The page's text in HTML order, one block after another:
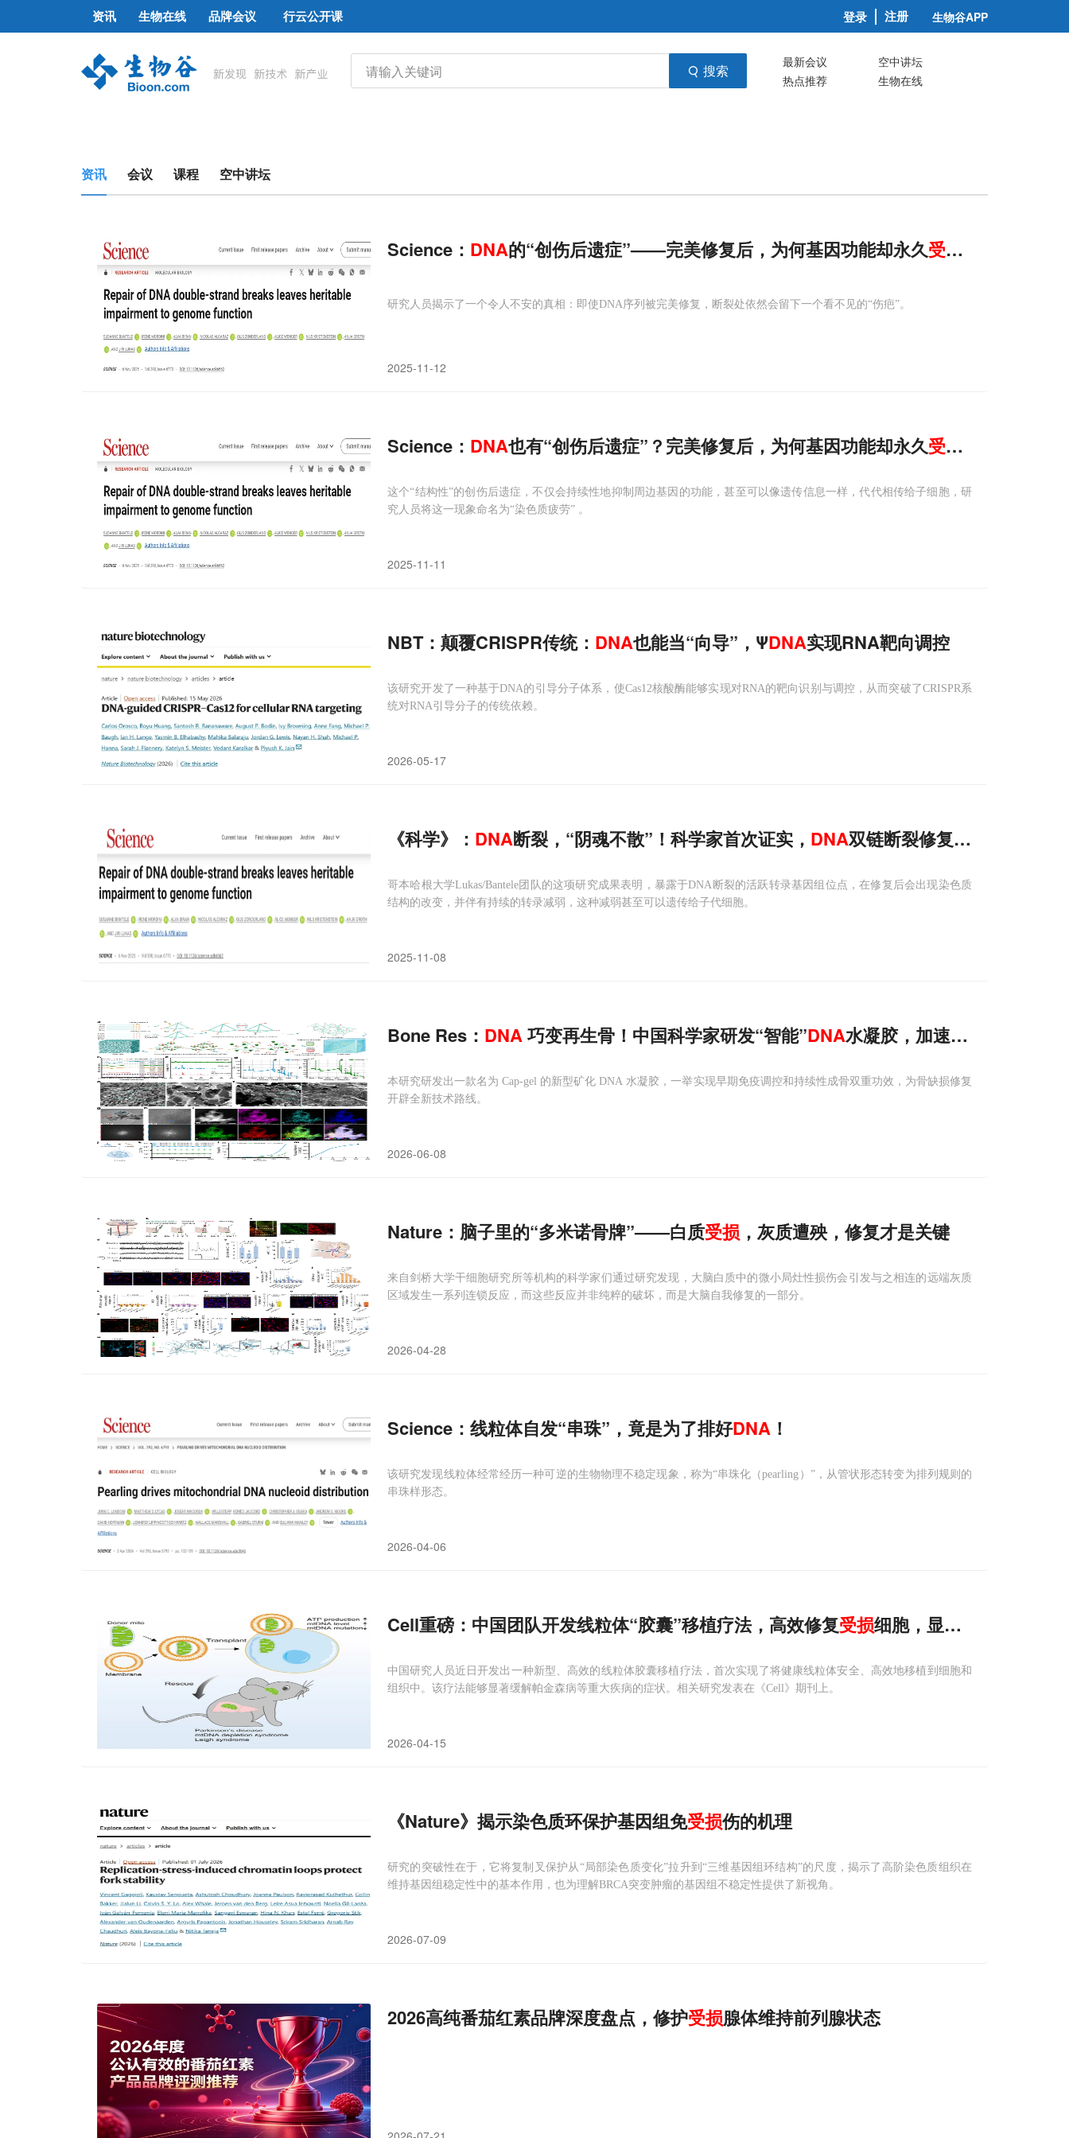
资讯 生物在线 品牌会议 行云公开课 登录 注册 生物谷APP
搜索 最新会议
空中讲坛
热点推荐
生物在线
资讯 会议 课程 空中讲坛
Science： DNA的“创伤后遗症”——完美修复后，为何基因功能却永久受损
研究人员揭示了一个令人不安的真相：即使DNA序列被完美修复，断裂处依然会留下一个看不见的“伤疤”。
2025-11-12
Science： DNA也有“创伤后遗症”？完美修复后，为何基因功能却永久受损
这个“结构性”的创伤后遗症，不仅会持续性地抑制周边基因的功能，甚至可以像遗传信息一样，代代相传给子细胞，研
究人员将这一现象命名为“染色质疲劳” 。
2025-11-11
NBT：颠覆CRISPR传统： DNA也能当“向导”，ΨDNA实现RNA靶向调控
该研究开发了一种基于DNA的引导分子体系，使Cas12核酸酶能够实现对RNA的靶向识别与调控，从而突破了CRISPR系
统对RNA引导分子的传统依赖。
2026-05-17
《科学》： DNA断裂，“阴魂不散”！科学家首次证实， DNA双链断裂修复后，相关位点
哥本哈根大学Lukas/Bantele团队的这项研究成果表明，暴露于DNA断裂的活跃转录基因组位点，在修复后会出现染色质
结构的改变，并伴有持续的转录减弱，这种减弱甚至可以遗传给子代细胞。
2025-11-08
Bone Res： DNA巧变再生骨！中国科学家研发“智能”DNA水凝胶，加速骨骼再生
本研究研发出一款名为 Cap-gel 的新型矿化 DNA 水凝胶，一举实现早期免疫调控和持续性成骨双重功效，为骨缺损修复
开辟全新技术路线。
2026-06-08
Nature：脑子里的“多米诺骨牌”——白质受损 ，灰质遭殃，修复才是关键
来自剑桥大学干细胞研究所等机构的科学家们通过研究发现，大脑白质中的微小局灶性损伤会引发与之相连的远端灰质
区域发生一系列连锁反应，而这些反应并非纯粹的破坏，而是大脑自我修复的一部分。
2026-04-28
Science：线粒体自发“串珠”，竟是为了排好DNA ！
该研究发现线粒体经常经历一种可逆的生物物理不稳定现象，称为“串珠化（pearling）”，从管状形态转变为排列规则的
串珠样形态。
2026-04-06
Cell重磅：中国团队开发线粒体“胶囊”移植疗法，高效修复受损细胞，显著改善帕金森
中国研究人员近日开发出一种新型、高效的线粒体胶囊移植疗法，首次实现了将健康线粒体安全、高效地移植到细胞和
组织中。该疗法能够显著缓解帕金森病等重大疾病的症状。相关研究发表在《Cell》期刊上。
2026-04-15
《Nature》揭示染色质环保护基因组免受损伤的机理
研究的突破性在于，它将复制叉保护从“局部染色质变化”拉升到“三维基因组环结构”的尺度，揭示了高阶染色质组织在
维持基因组稳定性中的基本作用，也为理解BRCA突变肿瘤的基因组不稳定性提供了新视角。
2026-07-09
2026高纯番茄红素品牌深度盘点，修护受损腺体维持前列腺状态